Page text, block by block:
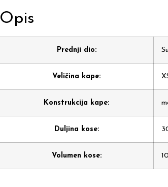
Opis
Prednji dio:
Veličina kape:
Konstrukcija kape:
Duljina kose:
Volumen kose: